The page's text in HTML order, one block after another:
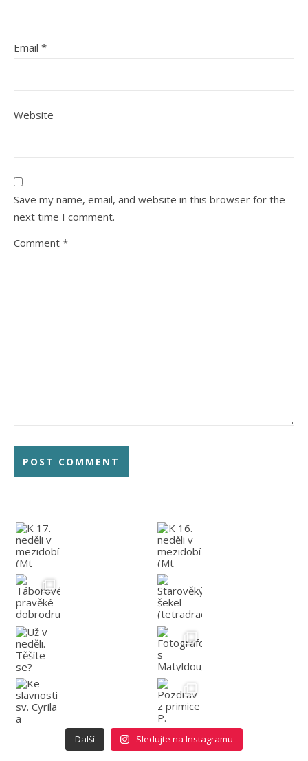
Email *
Website
Save my name, email, and website in this browser for the
next time I comment.
Comment *
Další Sledujte na Instagramu